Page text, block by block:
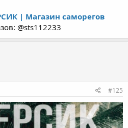
| Магазин саморегов
@sts112233
#125